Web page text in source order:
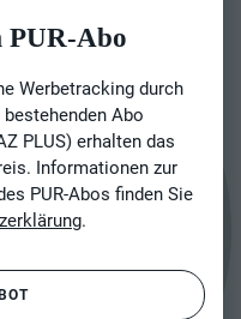
PUR-Abo
Werbetracking durch
Abo
PLUS) erhalten das
Informationen zur
PUR-Abos finden Sie
.